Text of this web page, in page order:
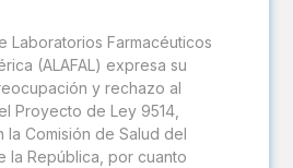
Laboratorios Farmacéuticos
(ALAFAL) expresa su
y rechazo al
Proyecto de Ley 9514,
la Comisión de Salud del
la República, por cuanto